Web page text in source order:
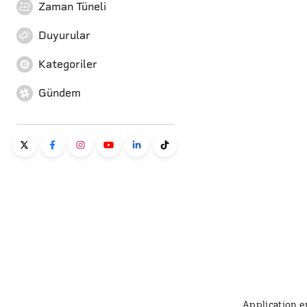
Zaman Tüneli
Duyurular
Kategoriler
Gündem
Application